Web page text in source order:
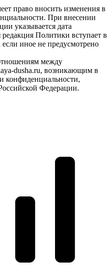
право вносить изменения в
При внесении
указывается дата
Политики вступает в
иное не предусмотрено
между
dusha.ru, возникающим в
конфиденциальности,
Федерации.